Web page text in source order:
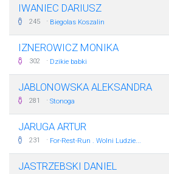
IWANIEC DARIUSZ
245 · Biegolas Koszalin
IZNEROWICZ MONIKA
302 · Dzikie babki
JABLONOWSKA ALEKSANDRA
281 · Stonoga
JARUGA ARTUR
231 · For-Rest-Run . Wolni Ludzie...
JASTRZEBSKI DANIEL